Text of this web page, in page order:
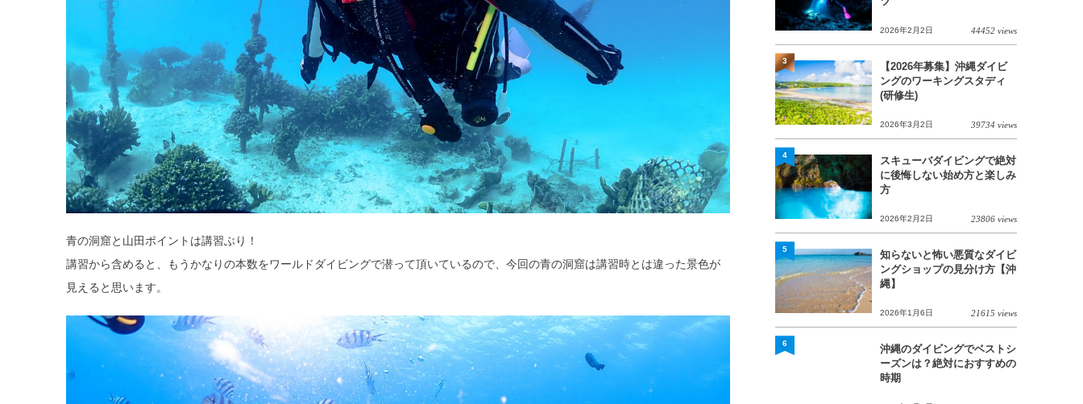
青の洞窟と山田ポイントは講習ぶり！
講習から含めると、もうかなりの本数をワールドダイビングで潜って頂いているので、今回の青の洞窟は講習時とは違った景色が
見えると思います。
2026年2月2日 44452 views
【2026年募集】沖縄ダイビ
ングのワーキングスタディ
(研修生)
2026年3月2日 39734 views
3
スキューバダイビングで絶対
に後悔しない始め方と楽しみ
方
2026年2月2日 23806 views
4
知らないと怖い悪質なダイビ
ングショップの見分け方【沖
縄】
2026年1月6日 21615 views
5
沖縄のダイビングでベストシ
ーズンは？絶対におすすめの
時期
6